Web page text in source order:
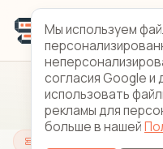
Мы используем
согласия Google и
использовать
рекламы для
больше в нашей